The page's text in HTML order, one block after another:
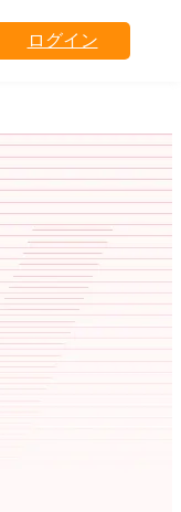
ログイン